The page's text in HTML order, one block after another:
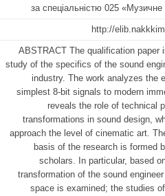
за спеціальністю 025
http://
ABSTRACT The qualification paper
study of the specifics of the sound
industry. The work analyzes the
simplest 8-bit signals to modern
reveals the role of technical
transformations in sound design,
approach the level of cinematic art.
basis of the research is formed
scholars. In particular, based
transformation of the sound
space is examined; the studies